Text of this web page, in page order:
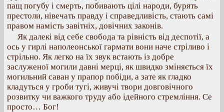
пащ погубу і смерть, побивають цілі народи, бурять
престоли, нівечать правду і справедливість, стають самі
правом намість завітніх, довічних законів.
Як далекі від себе свобода та рівність від деспотії, а
ось у гирлі наполеонської гармати вони наче стріливо і
стрільно. Як легко на їх звук встають із добре
заслуженої могили давні мерці, як швидко зміняється їх
могильний саван у прапор побіди, а зате як гладко
кладуться у гроби тугі, живучі твори довговічного
розвитку чи важкого труду або ідейного стремління. Се
просто… Бог!